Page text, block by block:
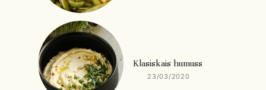
Klasiskais humuss
23/03/2020